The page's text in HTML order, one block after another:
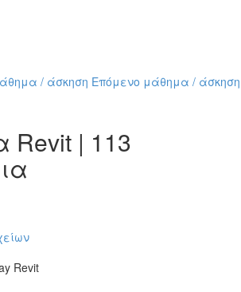
/ άσκηση Επόμενο μάθημα / άσκηση
Revit | 113
Revit